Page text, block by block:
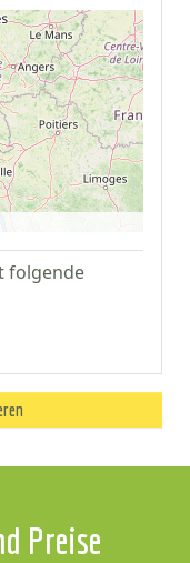
folgende
Preise